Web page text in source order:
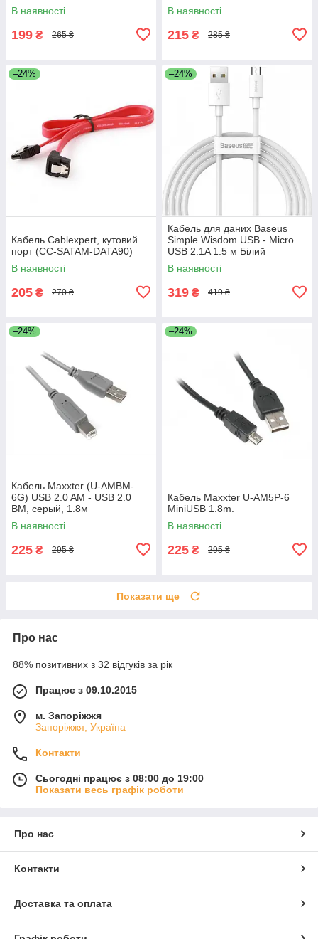
В наявності
199 ₴ 265 ₴
В наявності
215 ₴ 285 ₴
–24%
Кабель Cablexpert, кутовий
порт (CC-SATAM-DATA90)
В наявності
205 ₴ 270 ₴
–24%
Кабель для даних Baseus
Simple Wisdom USB - Micro
USB 2.1A 1.5 м Білий
(TZCAMZJ-02)
В наявності
319 ₴ 419 ₴
–24%
Кабель Maxxter (U-AMBM-
6G) USB 2.0 AM - USB 2.0
BM, серый, 1.8м
В наявності
225 ₴ 295 ₴
–24%
Кабель Maxxter U-AM5P-6
MiniUSB 1.8m.
В наявності
225 ₴ 295 ₴
Показати ще
Про нас
88% позитивних з 32 відгуків за рік
Працює з 09.10.2015
м. Запоріжжя
Запоріжжя, Україна
Контакти
Сьогодні працює з 08:00 до 19:00
Показати весь графік роботи
Про нас
Контакти
Доставка та оплата